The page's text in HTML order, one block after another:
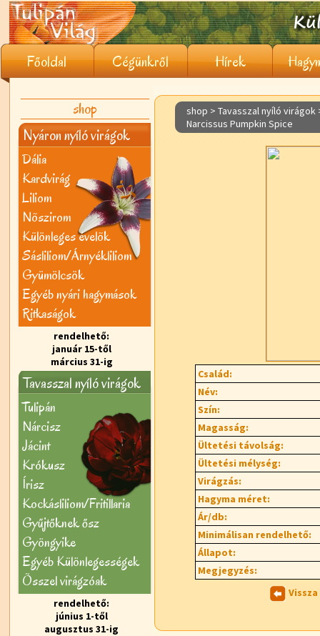
Főoldal Cégünkről Hírek
shop
Nyáron nyíló virágok
Dália
Kardvirág
Liliom
Nõszirom
Különleges évelõk
Sásliliom/Árnyékliliom
Gyümölcsök
Egyéb nyári hagymások
Ritkaságok
rendelhető:
január 15-től
március 31-ig
Tavasszal nyíló virágok
Tulipán
Nárcisz
Jácint
Krókusz
Írisz
Kockásliliom/Fritillaria
Gyűjtőknek ősz
Gyöngyike
Egyéb Különlegességek
Õsszel virágzóak
rendelhető:
június 1-től
augusztus 31-ig
shop > Tavasszal nyíló virágok
Narcissus Pumpkin Spice
Család:
Név:
Szín:
Magasság:
Ültetési távolság:
Ültetési mélység:
Virágzás:
Hagyma méret:
Ár/db:
Minimálisan rendelhető:
Állapot:
Megjegyzés: